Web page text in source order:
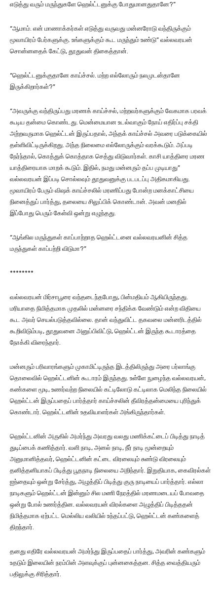
எடுத்து வரும் மருந்துகளே ஹெல்ட்டனுக்கு போதுமானதுதானே?”
“ஆமாம். என் மாணாக்கர்கள் எடுத்து வருவது மன்னரோடு வந்திருக்கும்
மூவாயிரம் பேர்களுக்கு. உங்களுக்கும் கூட மருந்தும் உண்டு” வல்லவரயன்
சொன்னதைக் கேட்டு, தூதுவன் திகைத்தான்.
“ஹெல்ட்டனுக்குதானே காய்ச்சல். மற்ற எல்லோரும் நலமுடன்தானே
இருக்கிறார்கள்?”
“அவருக்கு வந்திருப்பது மரணக் காய்ச்சல், மற்றவர்களுக்கும் வேகமாக பரவக்
கூடிய தன்மை கொண்டது. மென்மையான உடல்வாகும் நோய் எதிர்ப்பு சக்தி
அற்றவருமாக ஹெல்ட்டன் இருப்பதால், அந்தக் காய்ச்சல் அவரை படுக்கையில்
தள்ளிவிட்டிருக்கிறது. அந்த நிலைமை எல்லோருக்கும் வரக்கூடும். அப்படி
நேர்ந்தால், கொத்துக் கொத்தாக செத்து விடுவார்கள். காசி யாத்திரை மரண
யாத்திரையாக மாறக் கூடும். இதில், நமது மன்னரும் தப்ப முடியாது”
வல்லவரயன் இப்படி சொல்லவும் தூதுவனுக்கு படபடப்பு அதிகமாகியது.
மூவாயிரம் பேரும் விஷக் காய்ச்சலில் மரணிப்பது போன்ற மனக்காட்சியை
நினைத்துப் பார்த்து, தலையை சிலுப்பிக் கொண்டான். அவன் மனதில்
இப்போது பெரும் கேள்வி ஒன்று எழுந்தது.
“ஆங்கில மருந்துகள் காப்பாற்றாத ஹெல்ட்டனை வல்லவரயனின் சித்த
மருந்துகள் காப்பற்றி விடுமா?”
********
வல்லவரயன் மிர்சாபூரை வந்தடைந்தபோது, பின்மதியம் ஆகியிருந்தது.
மரியாதை நிமித்தமாக முதலில் மன்னரை சந்திக்க வேண்டும் என்ற விதியை
கூட அவர் செயல்படுத்தவில்லை. தான் வந்துவிட்ட தகவலை மன்னரிடத்தில்
கூறிவிடும்படி, தூதுவனை அனுப்பிவிட்டு, ஹெல்ட்டன் இருந்த கூடாரத்தை
நோக்கி விரைந்தார்.
மன்னரும் பரிவாரங்களும் முகாமிட்டிருந்த இடத்திலிருந்து அரை பர்லாங்கு
தொலைவில் ஹெல்ட்டனின் கூடாரம் இருந்தது. உள்ளே நுழைந்த வல்லவரயன்,
கண்களை மூடி, உணர்வற்ற நிலையில் கட்டிலோடு கட்டிலாக மெலிந்த நிலையில்
ஹெல்ட்டன் இருப்பதைப் பார்த்தார் காய்ச்சலின் தீவிரத்தன்மையை புரிந்துக்
கொண்டார். ஹெல்ட்டனின் உதவியாளர்கள் அங்கிருந்தார்கள்.
ஹெல்ட்டனின் அருகில் அமர்ந்து அவரது வலது மணிக்கட்டைப் பிடித்து நாடித்
துடிப்பைக் கணித்தார். வளி நாடி, அனல் நாடி, நீர் நாடி மூன்றையும்
அனுமானித்தவர், ஹெல்ட்டனின் கட்டை விரலையும் சுண்டு விரலையும்
தனித்தனியாகப் பிடித்து பூதநாடி நிலையை அறிந்தார். இறுதியாக, கைவிரல்கள்
ஐந்தையும் ஒன்று சேர்த்து, அழுத்திப் பிடித்து குரு நாடியைப் பார்த்தார். எல்லா
நாடிகளும் ஹெல்ட்டன் இன்னும் சில மணி நேரத்தில் மரணமடையப் போவதை
ஒன்று போல் உணர்த்தின. வல்லவரயன் விரல்களை அழுத்திப் பிடித்ததன்
நிமித்தமாக ஏற்பட்ட மெல்லிய வலியில் உந்தப்பட்டு, ஹெல்ட்டன் கண்களைத்
திறந்தார்.
தனது எதிரே வல்லவரயன் அமர்ந்து இருப்பதைப் பார்த்து, அவரின் கண்களும்
உதடும் இலையின் நரம்பின் அளவுக்குப் புன்னகைத்தன. சித்த வைத்தியரும்
பதிலுக்கு சிரித்தார்.